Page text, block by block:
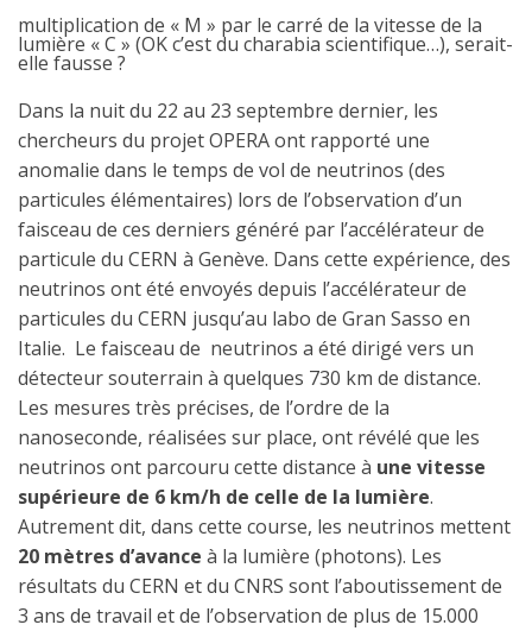
multiplication de « M » par le carré de la vitesse de la
lumière « C » (OK c’est du charabia scientifique…), serait-
elle fausse ?
Dans la nuit du 22 au 23 septembre dernier, les
chercheurs du projet OPERA ont rapporté une
anomalie dans le temps de vol de neutrinos (des
particules élémentaires) lors de l’observation d’un
faisceau de ces derniers généré par l’accélérateur de
particule du CERN à Genève. Dans cette expérience, des
neutrinos ont été envoyés depuis l’accélérateur de
particules du CERN jusqu’au labo de Gran Sasso en
Italie. Le faisceau de neutrinos a été dirigé vers un
détecteur souterrain à quelques 730 km de distance.
Les mesures très précises, de l’ordre de la
nanoseconde, réalisées sur place, ont révélé que les
neutrinos ont parcouru cette distance à une vitesse
supérieure de 6 km/h de celle de la lumière.
Autrement dit, dans cette course, les neutrinos mettent
20 mètres d’avance à la lumière (photons). Les
résultats du CERN et du CNRS sont l’aboutissement de
3 ans de travail et de l’observation de plus de 15.000